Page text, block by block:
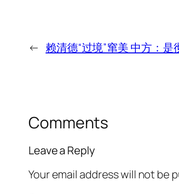
← 赖清德“过境”窜美 中方：是
Comments
Leave a Reply
Your email address will not be